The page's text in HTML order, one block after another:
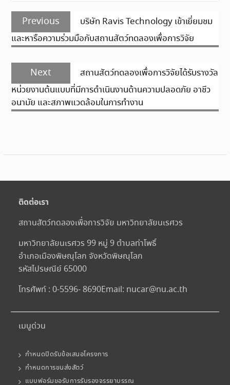
แนะแนว
เรื่อง
Previous
Previous
post:
บริษัท Ravis Technology เข้าเยี่ยมชม
และหารือความร่วมมือกับสถานสัตว์ทดลองเพื่อการวิจัย
Next
Next
post:
สถานสัตว์ทดลองเพื่อการวิจัยได้รับรางวัล
หน่วยงานต้นแบบที่มีการดำเนินงานด้านความปลอดภัย อาชีว
อนามัย และสภาพแวดล้อมในการทำงาน
ติดต่อเรา
สถานสัตว์ทดลองเพื่อการวิจัย มหาวิทยาลัยนเรศวร
มหาวิทยาลัยนเรศวร 99 หมู่ 9 ตำบลท่าโพธิ์
อำเภอเมืองพิษณุโลก จังหวัดพิษณุโลก
รหัสไปรษณีย์ 65000
โทรศัพท์ : 0-5596- 8690Email: nucar@nu.ac.th
เมนูด่วน
กำหนดปิดรับข้อเสนอโครงการ
กำหนดการขนส่งสัตว์
แบบฟอร์มขอรับการรับรองจรรยาบรรณ